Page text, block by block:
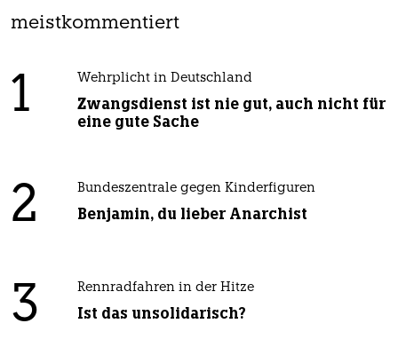
meistkommentiert
1 Wehrplicht in Deutschland
Zwangsdienst ist nie gut, auch nicht für
eine gute Sache
2 Bundeszentrale gegen Kinderfiguren
Benjamin, du lieber Anarchist
3 Rennradfahren in der Hitze
Ist das unsolidarisch?